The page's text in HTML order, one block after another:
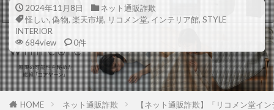
2024年11月8日
ネット通販詐欺
怪しい,偽物, 楽天市場, リコメン堂, インテリア館, STYLE
INTERIOR
684view
0件
HOME ネット通販詐欺 【ネット通販詐欺】「リコメン堂イ